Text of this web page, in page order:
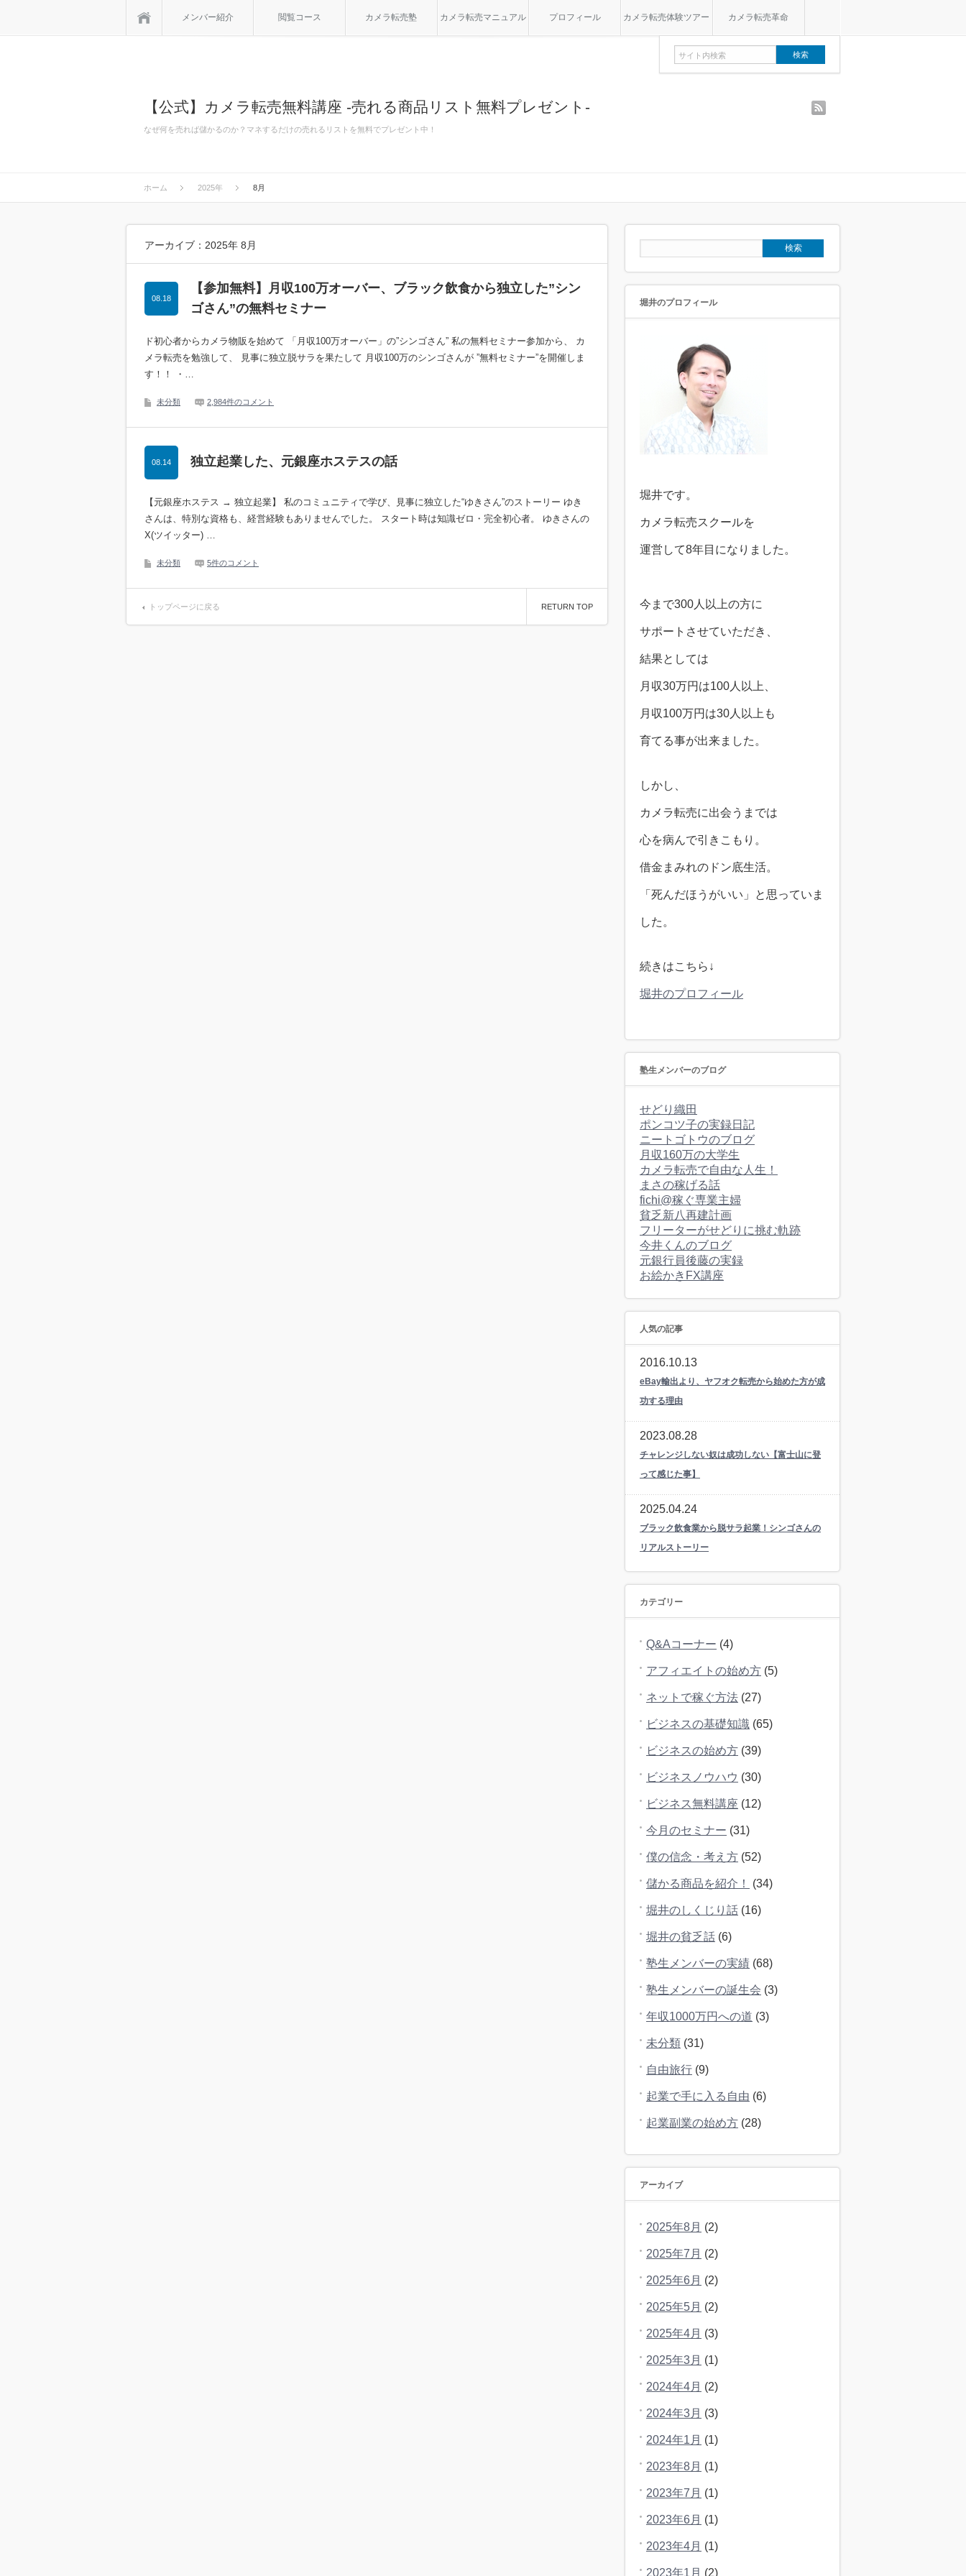
メンバー紹介 閲覧コース カメラ転売塾 カメラ転売マニュアル プロフィール カメラ転売体験ツアー カメラ転売革命
【公式】カメラ転売無料講座 -売れる商品リスト無料プレゼント-
なぜ何を売れば儲かるのか？マネするだけの売れるリストを無料でプレゼント中！
ホーム 2025年 8月
アーカイブ：2025年 8月
【参加無料】月収100万オーバー、ブラック飲食から独立した”シン
ゴさん”の無料セミナー
08.18
ド初心者からカメラ物販を始めて 「月収100万オーバー」の”シンゴさん” 私の無料セミナー参加から、 カ
メラ転売を勉強して、 見事に独立脱サラを果たして 月収100万のシンゴさんが ”無料セミナー”を開催しま
す！！ ・…
未分類 2,984件のコメント
独立起業した、元銀座ホステスの話
08.14
【元銀座ホステス → 独立起業】 私のコミュニティで学び、見事に独立した“ゆきさん”のストーリー ゆき
さんは、特別な資格も、経営経験もありませんでした。 スタート時は知識ゼロ・完全初心者。 ゆきさんの
X(ツイッター) …
未分類 5件のコメント
トップページに戻る RETURN TOP
堀井のプロフィール
堀井です。
カメラ転売スクールを
運営して8年目になりました。
今まで300人以上の方に
サポートさせていただき、
結果としては
月収30万円は100人以上、
月収100万円は30人以上も
育てる事が出来ました。
しかし、
カメラ転売に出会うまでは
心を病んで引きこもり。
借金まみれのドン底生活。
「死んだほうがいい」と思っていま
した。
続きはこちら↓
堀井のプロフィール
塾生メンバーのブログ
せどり織田
ポンコツ子の実録日記
ニートゴトウのブログ
月収160万の大学生
カメラ転売で自由な人生！
まさの稼げる話
fichi@稼ぐ専業主婦
貧乏新八再建計画
フリーターがせどりに挑む軌跡
今井くんのブログ
元銀行員後藤の実録
お絵かきFX講座
人気の記事
2016.10.13
eBay輸出より、ヤフオク転売から始めた方が成
功する理由
2023.08.28
チャレンジしない奴は成功しない【富士山に登
って感じた事】
2025.04.24
ブラック飲食業から脱サラ起業！シンゴさんの
リアルストーリー
カテゴリー
Q&Aコーナー (4)
アフィエイトの始め方 (5)
ネットで稼ぐ方法 (27)
ビジネスの基礎知識 (65)
ビジネスの始め方 (39)
ビジネスノウハウ (30)
ビジネス無料講座 (12)
今月のセミナー (31)
僕の信念・考え方 (52)
儲かる商品を紹介！ (34)
堀井のしくじり話 (16)
堀井の貧乏話 (6)
塾生メンバーの実績 (68)
塾生メンバーの誕生会 (3)
年収1000万円への道 (3)
未分類 (31)
自由旅行 (9)
起業で手に入る自由 (6)
起業副業の始め方 (28)
アーカイブ
2025年8月 (2)
2025年7月 (2)
2025年6月 (2)
2025年5月 (2)
2025年4月 (3)
2025年3月 (1)
2024年4月 (2)
2024年3月 (3)
2024年1月 (1)
2023年8月 (1)
2023年7月 (1)
2023年6月 (1)
2023年4月 (1)
2023年1月 (2)